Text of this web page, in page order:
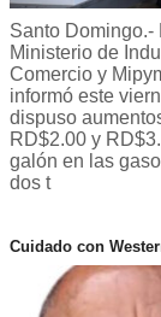
Santo Domingo.-
Ministerio de
Comercio y
informó este
dispuso
RD$2.00 y
galón en las
dos t
Cuidado con